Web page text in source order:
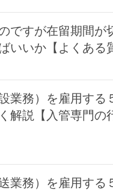
ですが在留期間が
いいか【よくある
業務）を雇用する
解説【入管専門の
業務）を雇用する